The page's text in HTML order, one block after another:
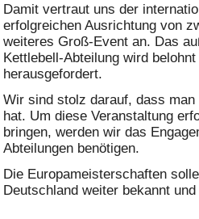
Damit vertraut uns der
erfolgreichen Ausrichtung von
weiteres Groß-Event an. Das
Kettlebell-Abteilung wird
herausgefordert.
Wir sind stolz darauf, dass
hat. Um diese Veranstaltung
bringen, werden wir das
Abteilungen benötigen.
Die Europameisterschaften
Deutschland weiter bekannt